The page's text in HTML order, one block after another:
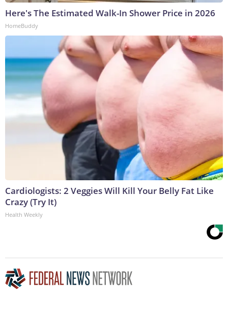
Here's The Estimated Walk-In Shower Price in 2026
HomeBuddy
Cardiologists: 2 Veggies Will Kill Your Belly Fat Like
Crazy (Try It)
Health Weekly